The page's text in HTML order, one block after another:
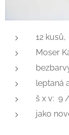
12 kusů,
Moser
leptaná
š x v: 9
jako